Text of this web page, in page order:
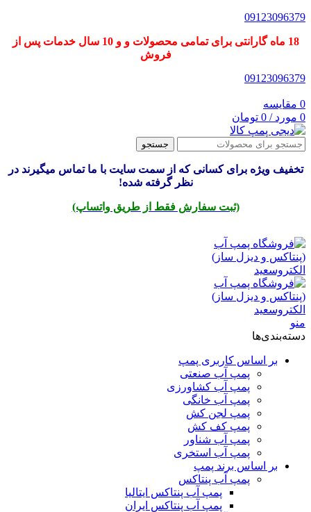
09123096379
18 ماه گارانتی برای تمامی محصولات و و 10 سال خدمات پس از
فروش
09123096379
0 مقایسه
0 مورد /
0 تومان
جستجو
تخفیف ویژه برای کسانی که از سمت سایت با ما تماس میگیرند در
نظر گرفته شده!
(ثبت سفارش فقط از طریق واتساپ)
منو
دسته‌بندی‌ها
بر اساس کاربری پمپ
پمپ آب صنعتی
پمپ آب کشاورزی
پمپ آب خانگی
پمپ لجن کش
پمپ کف کش
پمپ آب شناور
پمپ آب استخری
بر اساس برند پمپ
پمپ آب پنتاکس
پمپ آب پنتاکس ایتالیا
پمپ آب پنتاکس ایران